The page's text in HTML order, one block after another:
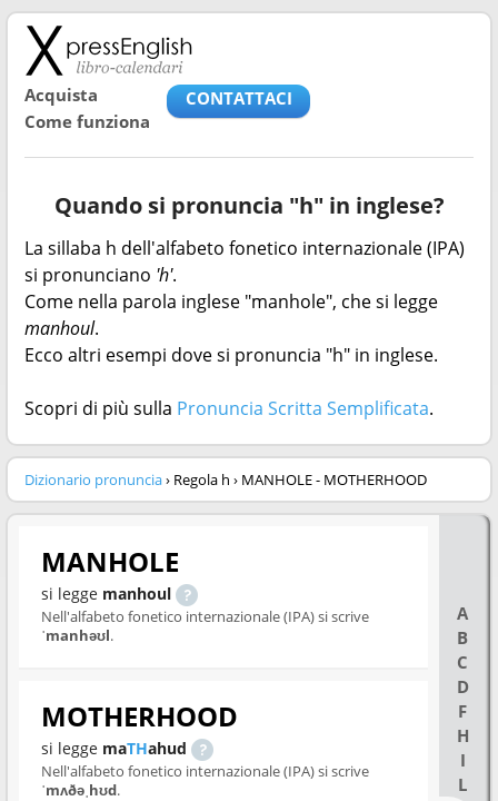
Acquista
Come funziona
CONTATTACI
Quando si pronuncia "h" in inglese?
La sillaba h dell'alfabeto fonetico internazionale (IPA)
si pronunciano 'h'.
Come nella parola inglese "manhole", che si legge
manhoul.
Ecco altri esempi dove si pronuncia "h" in inglese.
Scopri di più sulla Pronuncia Scritta Semplificata.
Dizionario pronuncia› Regola h › MANHOLE - MOTHERHOOD
A
B
C
D
F
H
I
L
MANHOLE
si legge manhoul
Nell'alfabeto fonetico internazionale (IPA) si scrive
ˈmanhəʊl.
MOTHERHOOD
si legge maTHahud
Nell'alfabeto fonetico internazionale (IPA) si scrive
ˈmʌðəˌhʊd.